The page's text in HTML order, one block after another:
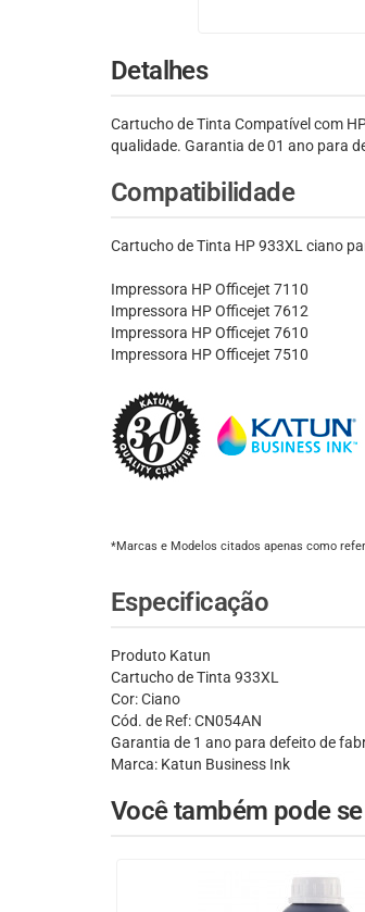
Detalhes
Cartucho de Tinta Compatível com
qualidade. Garantia de 01 ano para
Compatibilidade
Cartucho de Tinta HP 933XL ciano
Impressora HP Officejet 7110
Impressora HP Officejet 7612
Impressora HP Officejet 7610
Impressora HP Officejet 7510
*Marcas e Modelos citados apenas como
Especificação
Produto Katun
Cartucho de Tinta 933XL
Cor: Ciano
Cód. de Ref: CN054AN
Garantia de 1 ano para defeito de
Marca: Katun Business Ink
Você também pode